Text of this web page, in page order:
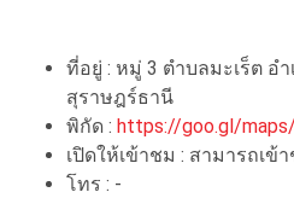
ที่อยู่ : หมู่ 3 ตำบลมะเร็ต อ
สุราษฎร์ธานี
พิกัด : https://goo.gl/
เปิดให้เข้าชม : สามารถเข้
โทร : -